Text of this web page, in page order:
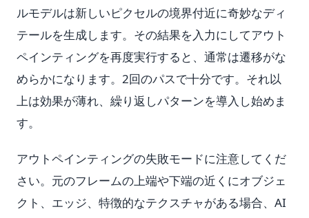
ルモデルは新しいピクセルの境界付近に奇妙なディ
テールを生成します。その結果を入力にしてアウト
ペインティングを再度実行すると、通常は遷移がな
めらかになります。2回のパスで十分です。それ以
上は効果が薄れ、繰り返しパターンを導入し始めま
す。
アウトペインティングの失敗モードに注意してくだ
さい。元のフレームの上端や下端の近くにオブジェ
クト、エッジ、特徴的なテクスチャがある場合、AI